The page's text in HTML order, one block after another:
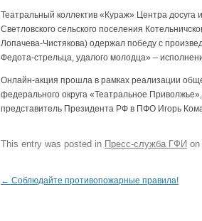
Театральный коллектив «Кураж» Центра досуга
Светловского сельского поселения
Лопачева-Чистякова) одержал победу с
Федота-стрельца, удалого молодца» –
Онлайн-акция прошла в рамках реализации
федерального округа «Театральное
представитель Президента РФ в ПФО Игорь
This entry was posted in Пресс-служба ГФИ on
Post navigation
← Соблюдайте противопожарные правила!